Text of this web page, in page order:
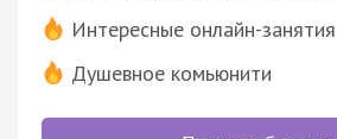
Интересные онлайн-занятия
Душевное комьюнити